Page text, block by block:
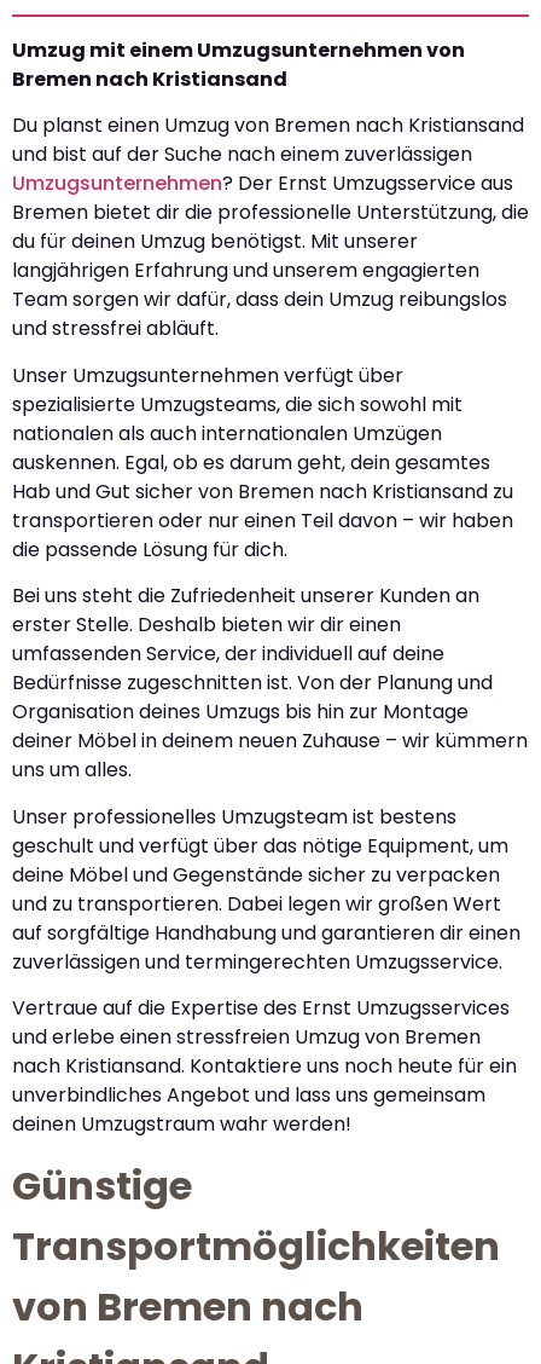
Umzug mit einem Umzugsunternehmen von
Bremen nach Kristiansand
Du planst einen Umzug von Bremen nach Kristiansand
und bist auf der Suche nach einem zuverlässigen
Umzugsunternehmen? Der Ernst Umzugsservice aus
Bremen bietet dir die professionelle Unterstützung, die
du für deinen Umzug benötigst. Mit unserer
langjährigen Erfahrung und unserem engagierten
Team sorgen wir dafür, dass dein Umzug reibungslos
und stressfrei abläuft.
Unser Umzugsunternehmen verfügt über
spezialisierte Umzugsteams, die sich sowohl mit
nationalen als auch internationalen Umzügen
auskennen. Egal, ob es darum geht, dein gesamtes
Hab und Gut sicher von Bremen nach Kristiansand zu
transportieren oder nur einen Teil davon – wir haben
die passende Lösung für dich.
Bei uns steht die Zufriedenheit unserer Kunden an
erster Stelle. Deshalb bieten wir dir einen
umfassenden Service, der individuell auf deine
Bedürfnisse zugeschnitten ist. Von der Planung und
Organisation deines Umzugs bis hin zur Montage
deiner Möbel in deinem neuen Zuhause – wir kümmern
uns um alles.
Unser professionelles Umzugsteam ist bestens
geschult und verfügt über das nötige Equipment, um
deine Möbel und Gegenstände sicher zu verpacken
und zu transportieren. Dabei legen wir großen Wert
auf sorgfältige Handhabung und garantieren dir einen
zuverlässigen und termingerechten Umzugsservice.
Vertraue auf die Expertise des Ernst Umzugsservices
und erlebe einen stressfreien Umzug von Bremen
nach Kristiansand. Kontaktiere uns noch heute für ein
unverbindliches Angebot und lass uns gemeinsam
deinen Umzugstraum wahr werden!
Günstige
Transportmöglichkeiten
von Bremen nach